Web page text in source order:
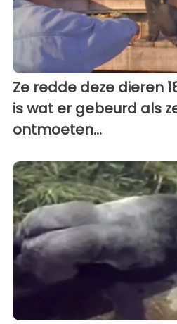
Ze redde deze dieren
is wat er gebeurd als
ontmoeten...